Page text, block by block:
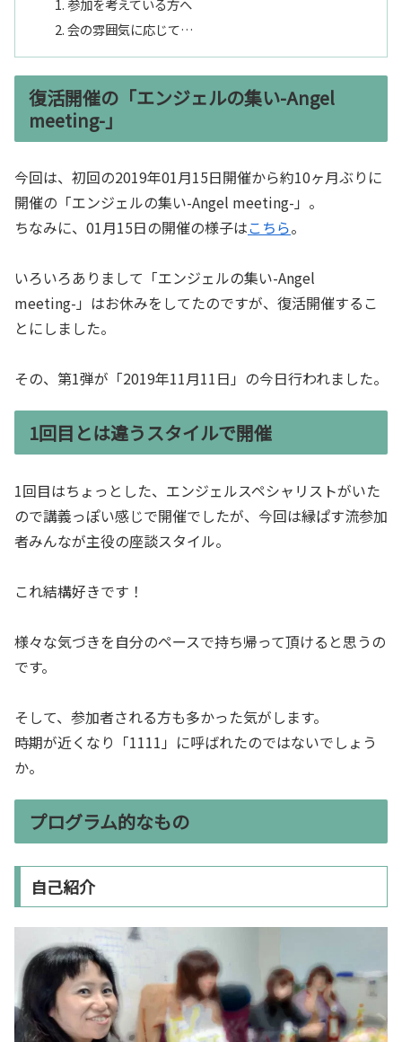
参加を考えている方へ
会の雰囲気に応じて…
復活開催の「エンジェルの集い-Angel
meeting-」
今回は、初回の2019年01月15日開催から約10ヶ月ぶりに
開催の「エンジェルの集い-Angel meeting-」。
ちなみに、01月15日の開催の様子はこちら。
いろいろありまして「エンジェルの集い-Angel
meeting-」はお休みをしてたのですが、復活開催するこ
とにしました。
その、第1弾が「2019年11月11日」の今日行われました。
1回目とは違うスタイルで開催
1回目はちょっとした、エンジェルスペシャリストがいた
ので講義っぽい感じで開催でしたが、今回は縁ぱす流参加
者みんなが主役の座談スタイル。
これ結構好きです！
様々な気づきを自分のペースで持ち帰って頂けると思うの
です。
そして、参加者される方も多かった気がします。
時期が近くなり「1111」に呼ばれたのではないでしょう
か。
プログラム的なもの
自己紹介